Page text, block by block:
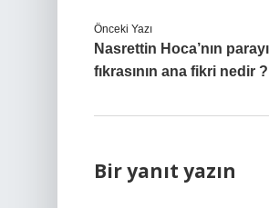
Önceki Yazı
Nasrettin Hoca’nın
fıkrasının ana fikri nedir ?
Bir yanıt yazın